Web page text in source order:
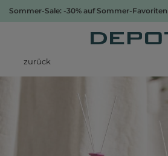
Sommer-Sale: -30% auf Sommer-Favoriten
zurück